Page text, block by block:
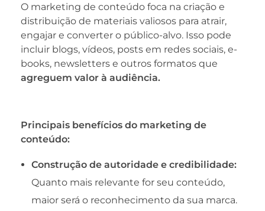
O marketing de conteúdo foca na criação e
distribuição de materiais valiosos para atrair,
engajar e converter o público-alvo. Isso pode
incluir blogs, vídeos, posts em redes sociais, e-
books, newsletters e outros formatos que
agreguem valor à audiência.
Principais benefícios do marketing de
conteúdo:
Construção de autoridade e credibilidade:
Quanto mais relevante for seu conteúdo,
maior será o reconhecimento da sua marca.